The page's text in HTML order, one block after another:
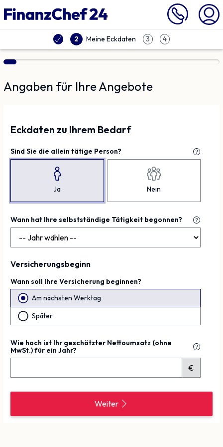
2 Meine Eckdaten 3 4
Angaben für Ihre Angebote
Eckdaten zu Ihrem Bedarf
Sind Sie die allein tätige Person?
Ja Nein
Wann hat Ihre selbstständige Tätigkeit begonnen?
Versicherungsbeginn
Wann soll Ihre Versicherung beginnen?
Am nächsten Werktag
Später
Wie hoch ist Ihr geschätzter Nettoumsatz (ohne
MwSt.) für ein Jahr?
€
Weiter